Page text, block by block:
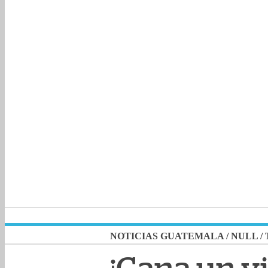
NOTICIAS GUATEMALA /NULL /